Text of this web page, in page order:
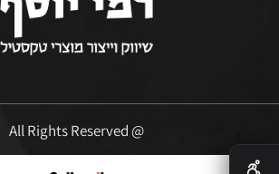
@ All Rights Reserved